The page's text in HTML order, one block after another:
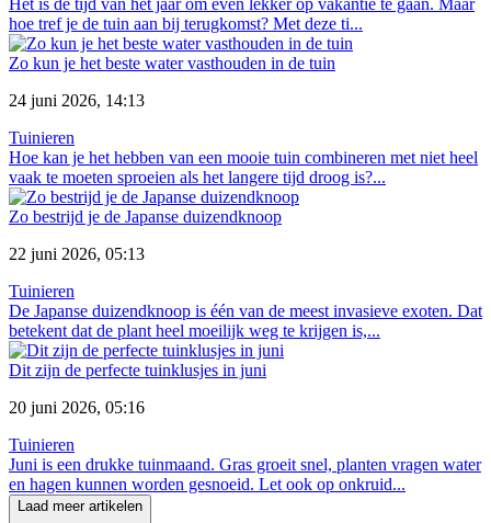
hoe tref je de tuin aan bij terugkomst? Met deze ti...
Zo kun je het beste water vasthouden in de tuin
24 juni 2026, 14:13
Tuinieren
Hoe kan je het hebben van een mooie tuin combineren met niet heel
vaak te moeten sproeien als het langere tijd droog is?...
Zo bestrijd je de Japanse duizendknoop
22 juni 2026, 05:13
Tuinieren
De Japanse duizendknoop is één van de meest invasieve exoten. Dat
betekent dat de plant heel moeilijk weg te krijgen is,...
Dit zijn de perfecte tuinklusjes in juni
20 juni 2026, 05:16
Tuinieren
Juni is een drukke tuinmaand. Gras groeit snel, planten vragen water
en hagen kunnen worden gesnoeid. Let ook op onkruid...
Laad meer artikelen